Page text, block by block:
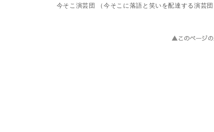
今そこ演芸団 （今そこに落語と笑いを配達する演芸